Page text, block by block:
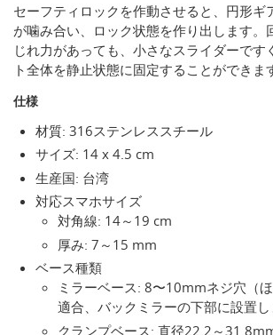
セーフティロックを作動させると、円形ギ
が噛み合い、ロック状態を作り出します。
じれ力があっても、小さなスライダーです
ト全体を静止状態に固定することができま
仕様
材質: 316ステンレススチール
サイズ: 14 x 4.5 cm
生産国: 台湾
対応スマホサイズ
対角線: 14～19 cm
厚み: 7～15 mm
ベース種類
ミラーベース: 8〜10mmネジ穴（
適合、バックミラーの下部に設置し
クランプベース: 直径22.2～